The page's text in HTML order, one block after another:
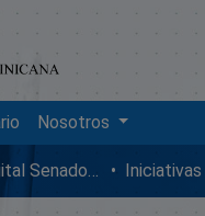
Nosotros
Repositorio Digital SenadoRD